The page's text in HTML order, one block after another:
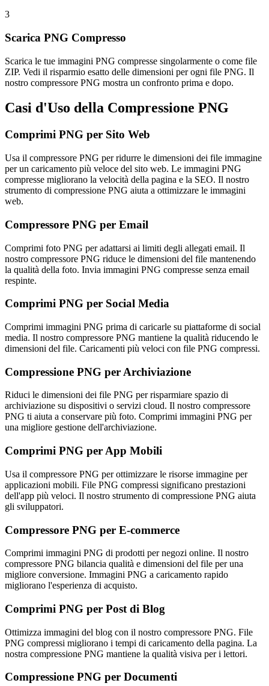
3
Scarica PNG Compresso
Scarica le tue immagini PNG compresse singolarmente o come file
ZIP. Vedi il risparmio esatto delle dimensioni per ogni file PNG. Il
nostro compressore PNG mostra un confronto prima e dopo.
Casi d'Uso della Compressione PNG
Comprimi PNG per Sito Web
Usa il compressore PNG per ridurre le dimensioni dei file immagine
per un caricamento più veloce del sito web. Le immagini PNG
compresse migliorano la velocità della pagina e la SEO. Il nostro
strumento di compressione PNG aiuta a ottimizzare le immagini
web.
Compressore PNG per Email
Comprimi foto PNG per adattarsi ai limiti degli allegati email. Il
nostro compressore PNG riduce le dimensioni del file mantenendo
la qualità della foto. Invia immagini PNG compresse senza email
respinte.
Comprimi PNG per Social Media
Comprimi immagini PNG prima di caricarle su piattaforme di social
media. Il nostro compressore PNG mantiene la qualità riducendo le
dimensioni del file. Caricamenti più veloci con file PNG compressi.
Compressione PNG per Archiviazione
Riduci le dimensioni dei file PNG per risparmiare spazio di
archiviazione su dispositivi o servizi cloud. Il nostro compressore
PNG ti aiuta a conservare più foto. Comprimi immagini PNG per
una migliore gestione dell'archiviazione.
Comprimi PNG per App Mobili
Usa il compressore PNG per ottimizzare le risorse immagine per
applicazioni mobili. File PNG compressi significano prestazioni
dell'app più veloci. Il nostro strumento di compressione PNG aiuta
gli sviluppatori.
Compressore PNG per E-commerce
Comprimi immagini PNG di prodotti per negozi online. Il nostro
compressore PNG bilancia qualità e dimensioni del file per una
migliore conversione. Immagini PNG a caricamento rapido
migliorano l'esperienza di acquisto.
Comprimi PNG per Post di Blog
Ottimizza immagini del blog con il nostro compressore PNG. File
PNG compressi migliorano i tempi di caricamento della pagina. La
nostra compressione PNG mantiene la qualità visiva per i lettori.
Compressione PNG per Documenti